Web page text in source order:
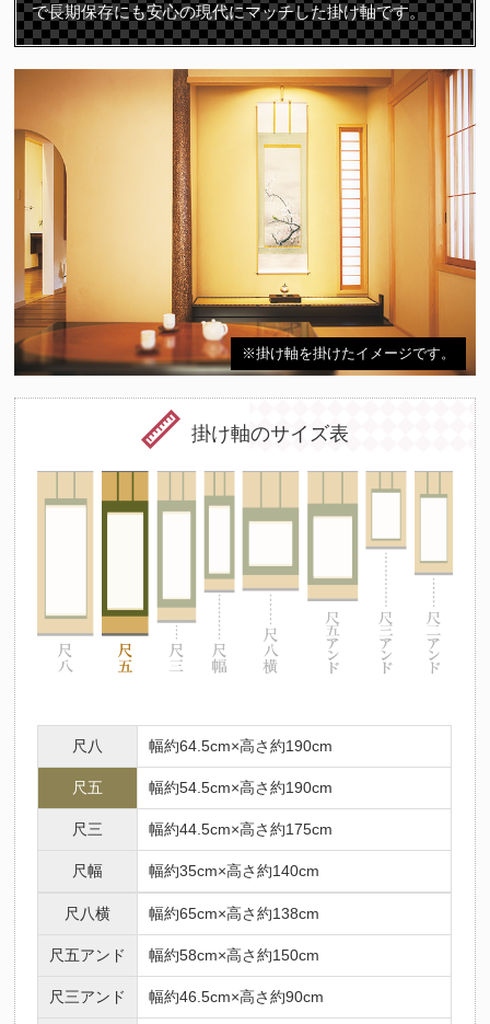
で長期保存にも安心の現代にマッチした掛け軸です。
※掛け軸を掛けたイメージです。
掛け軸のサイズ表
尺八 幅約64.5cm×高さ約190cm
尺五 幅約54.5cm×高さ約190cm
尺三 幅約44.5cm×高さ約175cm
尺幅 幅約35cm×高さ約140cm
尺八横 幅約65cm×高さ約138cm
尺五アンド 幅約58cm×高さ約150cm
尺三アンド 幅約46.5cm×高さ約90cm